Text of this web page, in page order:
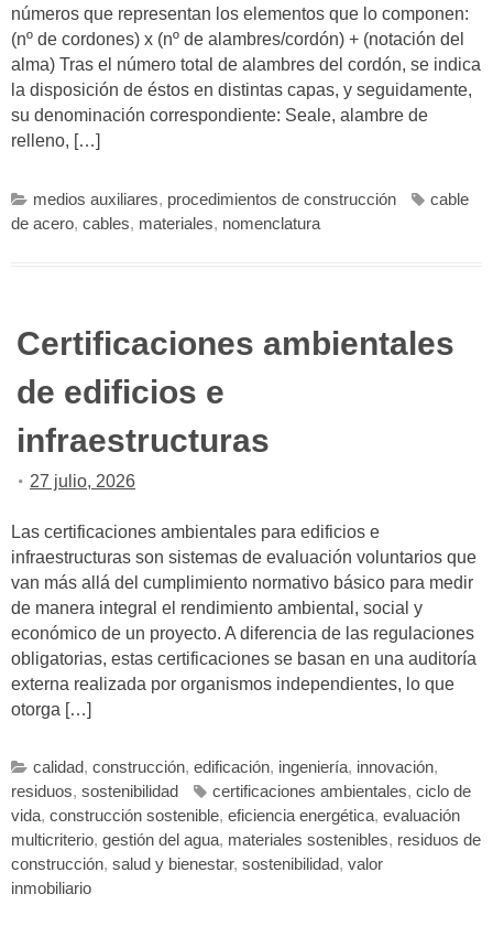
números que representan los elementos que lo componen:
(nº de cordones) x (nº de alambres/cordón) + (notación del
alma) Tras el número total de alambres del cordón, se indica
la disposición de éstos en distintas capas, y seguidamente,
su denominación correspondiente: Seale, alambre de
relleno, […]
medios auxiliares, procedimientos de construcción
cable
de acero, cables, materiales, nomenclatura
Certificaciones ambientales
de edificios e
infraestructuras
27 julio, 2026
Las certificaciones ambientales para edificios e
infraestructuras son sistemas de evaluación voluntarios que
van más allá del cumplimiento normativo básico para medir
de manera integral el rendimiento ambiental, social y
económico de un proyecto. A diferencia de las regulaciones
obligatorias, estas certificaciones se basan en una auditoría
externa realizada por organismos independientes, lo que
otorga […]
calidad, construcción, edificación, ingeniería, innovación,
residuos, sostenibilidad certificaciones ambientales, ciclo de
vida, construcción sostenible, eficiencia energética, evaluación
multicriterio, gestión del agua, materiales sostenibles, residuos de
construcción, salud y bienestar, sostenibilidad, valor
inmobiliario